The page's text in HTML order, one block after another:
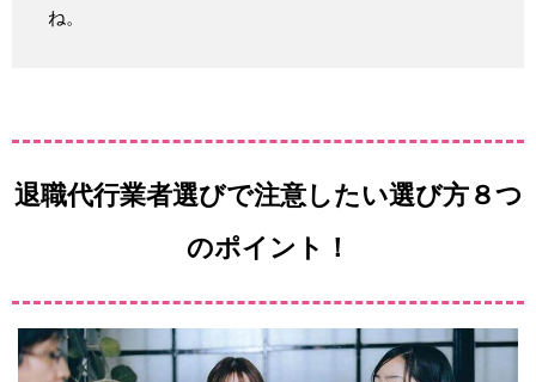
ね。
退職代行業者選びで注意したい選び方８つ
のポイント！